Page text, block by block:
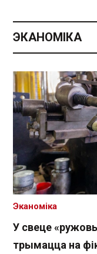
ЭКАНОМІКА
У свеце
трымацца на
Эканоміка